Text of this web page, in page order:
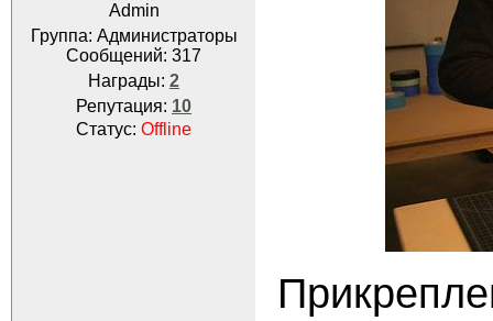
Admin
Группа: Администраторы
Сообщений: 317
Награды: 2
Репутация: 10
Статус: Offline